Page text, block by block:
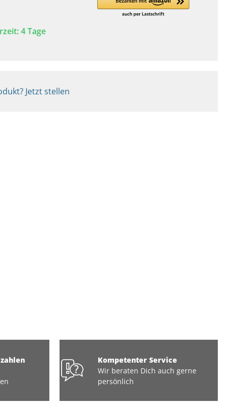
4 Tage
Jetzt stellen
Kompetenter Service
Wir beraten Dich auch gerne
persönlich